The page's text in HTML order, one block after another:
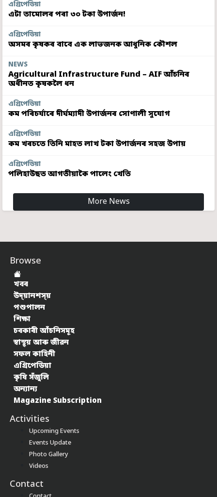
এগ্ৰিপেডিয়া
এটা তামোলৰ পৰা ৩০ টকা উপাৰ্জন!
এগ্ৰিপেডিয়া
অসমৰ কৃষকৰ বাবে এক লাভজনক আধুনিক কৌশল
NEWS
Agricultural Infrastructure Fund – AIF আঁচনিৰ
অধীনত কৃষকলৈ ধন
এগ্ৰিপেডিয়া
কম পৰিচৰ্যাৰে দীৰ্ঘম্যাদী উপাৰ্জনৰ সোণালী সুযোগ
এগ্ৰিপেডিয়া
কম খৰচতে তিনি মাহত লাখ টকা উপাৰ্জনৰ সহজ উপায়
এগ্ৰিপেডিয়া
পলিহাউছত আগতীয়াকৈ পালেং খেতি
More News
Browse
খবৰ
উদ্য়ানশস্য়
পশুপালন
শিক্ষা
চৰকাৰী আঁচনিসমূহ
স্বাস্থ্য় আৰু জীৱন
সফল কাহিনী
এগ্ৰিপেডিয়া
কৃষি সঁজুলি
অন্যান্য
Magazine Subscription
Activities
Upcoming Events
Events Update
Photo Gallery
Videos
Contact